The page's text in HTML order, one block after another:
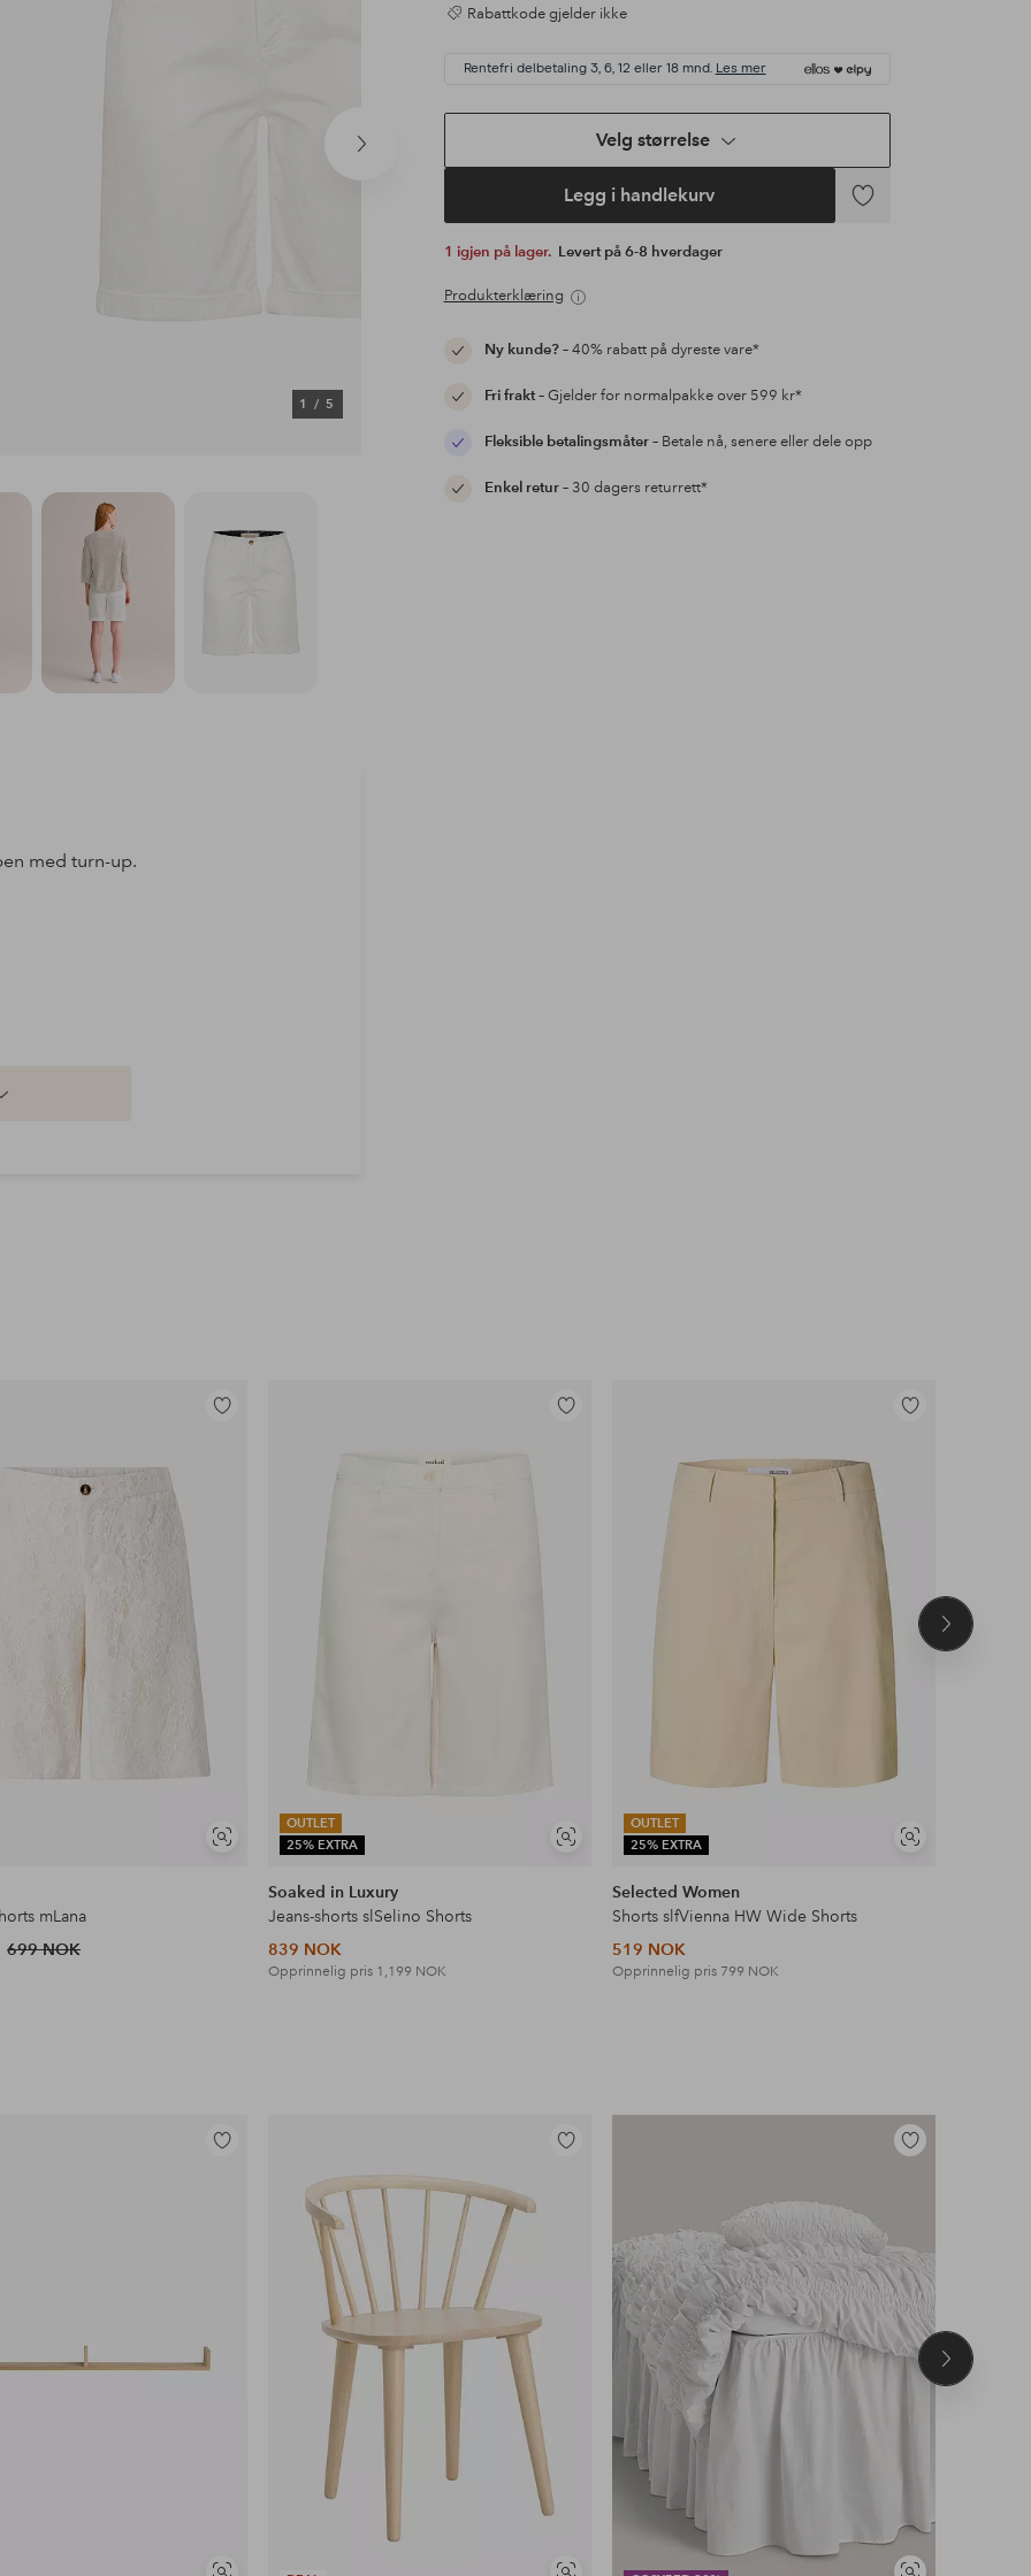
Neste
1/ 5
Rabattkode gjelder ikke
Rentefri delbetaling 3, 6, 12 eller 18 mnd. Les mer
Velg størrelse
Legg i handlekurv
Legg
1 igjen på lager. Levert på 6-8 hverdager
Produkterklæring
Ny kunde?– 40% rabatt på dyreste vare*
Fri frakt– Gjelder for normalpakke over 599 kr*
Fleksible betalingsmåter– Betale nå, senere eller dele opp
Enkel retur– 30 dagers returrett*
med turn-up.
Vis
Legg
mLana
699 NOK
OUTLET
25% EXTRA
Vis
Legg
Soaked in Luxury
Jeans-shorts slSelino Shorts
839 NOK
Opprinnelig pris 1,199 NOK
OUTLET
25% EXTRA
Vis
Legg
Selected Women
Shorts slfVienna HW Wide Shorts
519 NOK
Opprinnelig pris 799 NOK
Neste
Legg
Legg
Legg
Neste